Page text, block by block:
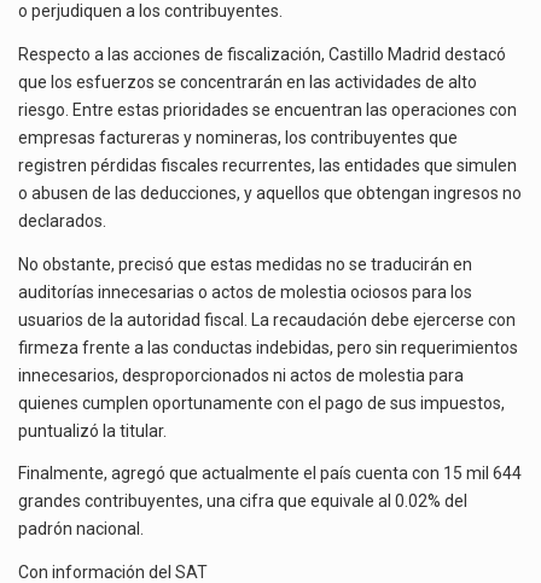
o perjudiquen a los contribuyentes.
Respecto a las acciones de fiscalización, Castillo Madrid destacó
que los esfuerzos se concentrarán en las actividades de alto
riesgo. Entre estas prioridades se encuentran las operaciones con
empresas factureras y nomineras, los contribuyentes que
registren pérdidas fiscales recurrentes, las entidades que simulen
o abusen de las deducciones, y aquellos que obtengan ingresos no
declarados.
No obstante, precisó que estas medidas no se traducirán en
auditorías innecesarias o actos de molestia ociosos para los
usuarios de la autoridad fiscal. La recaudación debe ejercerse con
firmeza frente a las conductas indebidas, pero sin requerimientos
innecesarios, desproporcionados ni actos de molestia para
quienes cumplen oportunamente con el pago de sus impuestos,
puntualizó la titular.
Finalmente, agregó que actualmente el país cuenta con 15 mil 644
grandes contribuyentes, una cifra que equivale al 0.02% del
padrón nacional.
Con información del SAT